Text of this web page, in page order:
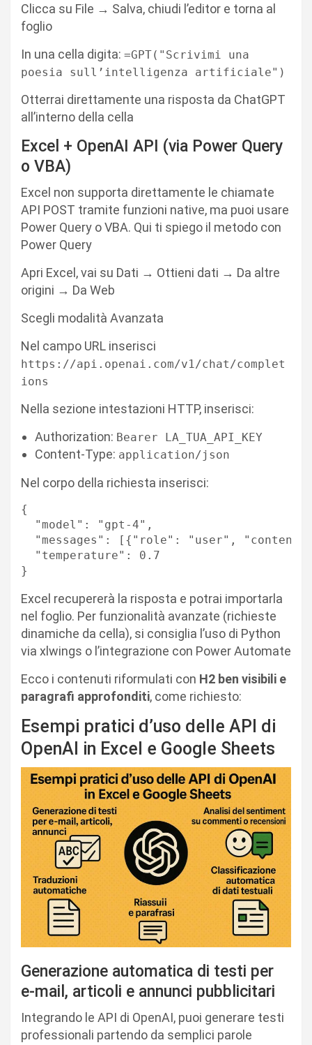
Clicca su File → Salva, chiudi l’editor e torna al
foglio
In una cella digita: =GPT("Scrivimi una
poesia sull’intelligenza artificiale")
Otterrai direttamente una risposta da ChatGPT
all’interno della cella
Excel + OpenAI API (via Power Query
o VBA)
Excel non supporta direttamente le chiamate
API POST tramite funzioni native, ma puoi usare
Power Query o VBA. Qui ti spiego il metodo con
Power Query
Apri Excel, vai su Dati → Ottieni dati → Da altre
origini → Da Web
Scegli modalità Avanzata
Nel campo URL inserisci
https://api.openai.com/v1/chat/complet
ions
Nella sezione intestazioni HTTP, inserisci:
Authorization: Bearer LA_TUA_API_KEY
Content-Type: application/json
Nel corpo della richiesta inserisci:
{
  "model": "gpt-4",
"messages": [{"role": "user",
  "temperature": 0.7
Excel recupererà la risposta e potrai importarla
nel foglio. Per funzionalità avanzate (richieste
dinamiche da cella), si consiglia l’uso di Python
via xlwings o l’integrazione con Power Automate
Ecco i contenuti riformulati con H2 ben visibili e
paragrafi approfonditi, come richiesto:
Esempi pratici d’uso delle API di
OpenAI in Excel e Google Sheets
Generazione automatica di testi per
e-mail, articoli e annunci pubblicitari
Integrando le API di OpenAI, puoi generare testi
professionali partendo da semplici parole